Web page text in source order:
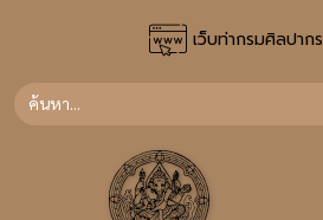
เว็บท่ากรมศิลปากร